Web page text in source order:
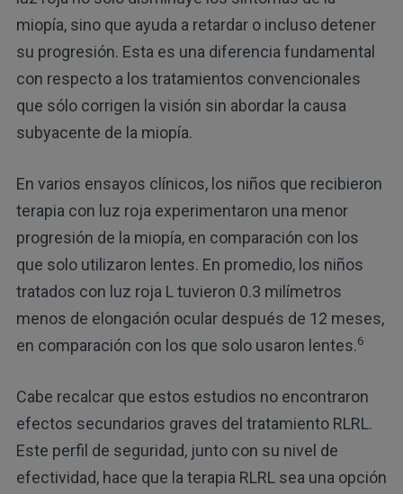
miopía, sino que ayuda a retardar o incluso detener
su progresión. Esta es una diferencia fundamental
con respecto a los tratamientos convencionales
que sólo corrigen la visión sin abordar la causa
subyacente de la miopía.
En varios ensayos clínicos, los niños que recibieron
terapia con luz roja experimentaron una menor
progresión de la miopía, en comparación con los
que solo utilizaron lentes. En promedio, los niños
tratados con luz roja L tuvieron 0.3 milímetros
menos de elongación ocular después de 12 meses,
en comparación con los que solo usaron lentes.6
Cabe recalcar que estos estudios no encontraron
efectos secundarios graves del tratamiento RLRL.
Este perfil de seguridad, junto con su nivel de
efectividad, hace que la terapia RLRL sea una opción